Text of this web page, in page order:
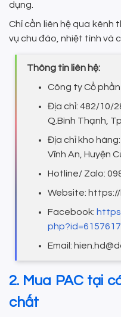
dụng.
Chỉ cần liên hệ qua kênh
vụ chu đáo, nhiệt tình và
Thông tin liên hệ:
Công ty Cổ
Địa chỉ: 482/10/
Q.Bình Thạnh,
Địa chỉ kho
Vĩnh An, Huyện
Hotline/ Zalo:
Website:
Facebook:
Email:
2. Mua PAC tại
chất